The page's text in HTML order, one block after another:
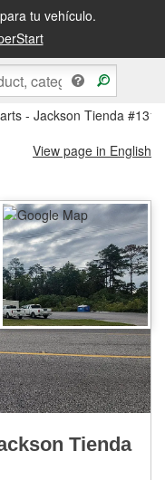
tu vehículo.
recógela en la tienda
- Jackson Tienda #1318
View page in English
Tienda